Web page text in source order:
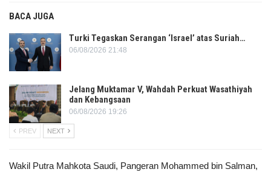
BACA JUGA
Turki Tegaskan Serangan ‘Israel’ atas Suriah…
06/08/2026 21:48
Jelang Muktamar V, Wahdah Perkuat Wasathiyah
dan Kebangsaan
06/08/2026 19:26
PREV NEXT
Wakil Putra Mahkota Saudi, Pangeran Mohammed bin Salman,